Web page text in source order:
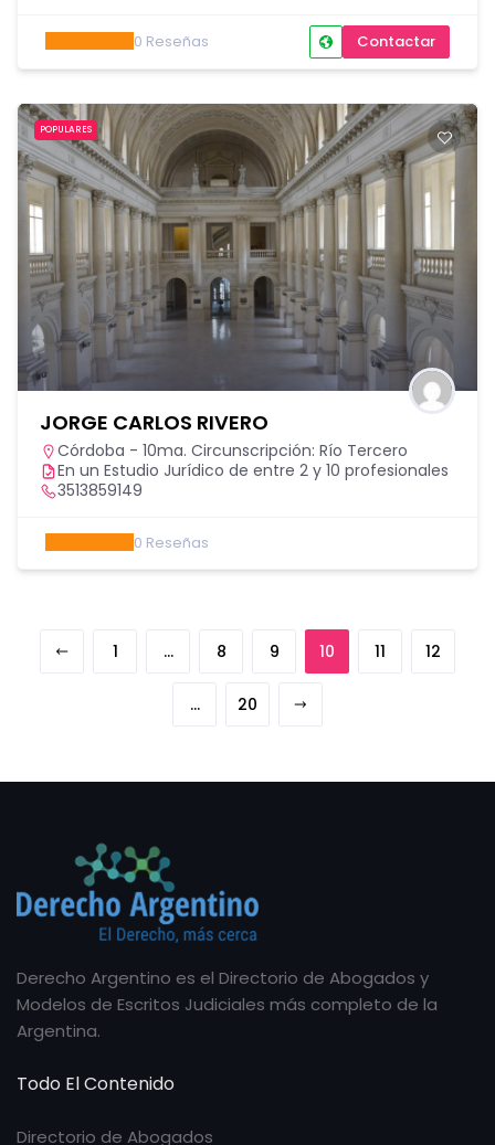
0 Reseñas Contactar
POPULARES
JORGE CARLOS RIVERO
Córdoba - 10ma. Circunscripción: Río Tercero
En un Estudio Jurídico de entre 2 y 10 profesionales
3513859149
0 Reseñas
1 … 8 9 10 11 12
… 20
Derecho Argentino es el Directorio de Abogados y
Modelos de Escritos Judiciales más completo de la
Argentina.
Todo El Contenido
Directorio de Abogados